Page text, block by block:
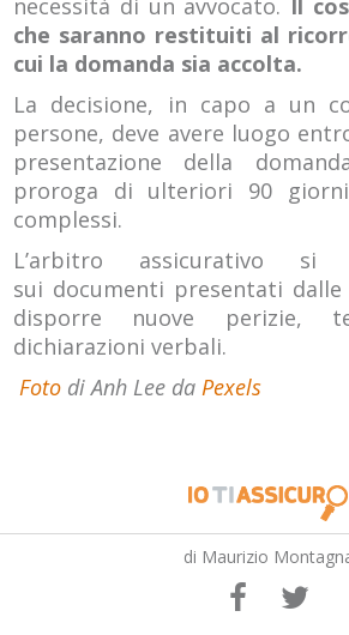
necessità di un avvocato. Il
che saranno restituiti al
cui la domanda sia accolta.
La decisione, in capo a un
persone, deve avere luogo
presentazione della
proroga di ulteriori 90
complessi.
L’arbitro assicurativo si
sui documenti presentati
disporre nuove perizie,
dichiarazioni verbali.
Foto di Anh Lee daPexels
di Maurizio